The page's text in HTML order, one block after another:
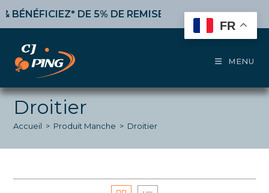
DE 5% DE REMISEà partir de 50€ d’achat,
MENU
Droitier
Accueil > Produit Manche > Droitier
FR